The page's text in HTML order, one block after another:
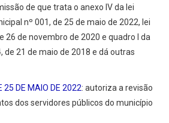
de que trata o anexo IV da lei
nº 001, de 25 de maio de 2022, lei
26 de novembro de 2020 e quadro I da
de 21 de maio de 2018 e dá outras
25 DE MAIO DE 2022: autoriza a revisão
dos servidores públicos do município